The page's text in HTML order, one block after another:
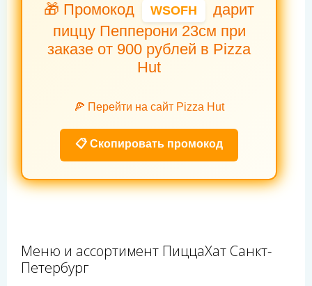
🎁 Промокод WSOFH
дарит
пиццу Пепперони 23см при
заказе от 900 рублей в Pizza
Hut
🍕 Перейти на сайт Pizza Hut
📋 Скопировать промокод
Меню и ассортимент ПиццаХат Санкт-
Петербург